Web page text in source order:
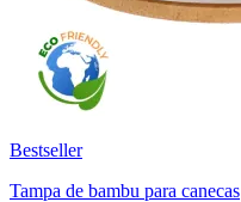
Bestseller
Tampa de bambu para canecas